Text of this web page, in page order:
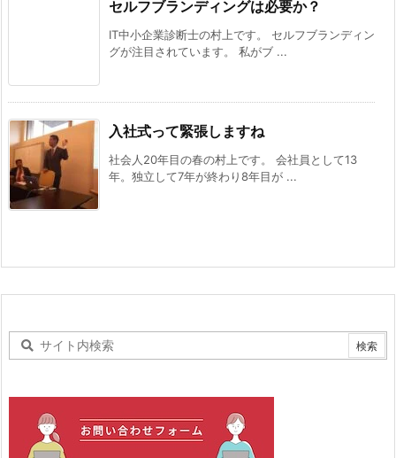
セルフブランディングは必要か？
IT中小企業診断士の村上です。 セルフブランディン
グが注目されています。 私がブ ...
入社式って緊張しますね
社会人20年目の春の村上です。 会社員として13
年。独立して7年が終わり8年目が ...